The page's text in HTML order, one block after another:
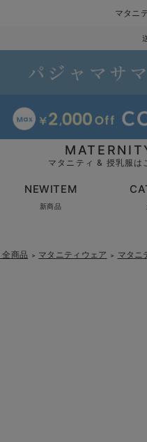
マタニ
マタニティ & 授乳服は
NEWITEM
新商品
商品 ＞ マタニティウェア ＞ マタニ